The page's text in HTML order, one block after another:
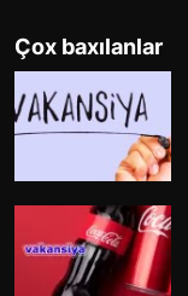
Çox baxılanlar